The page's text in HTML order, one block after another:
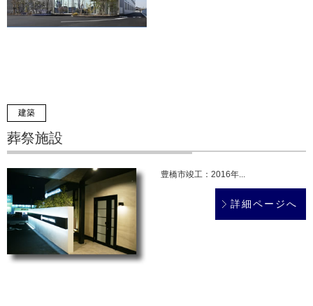
建築
葬祭施設
豊橋市竣工：2016年...
詳細ページへ